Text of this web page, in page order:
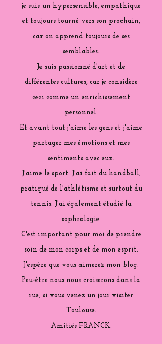
je suis un hypersensible, empathique
et toujours tourné vers son prochain,
car on apprend toujours de ses
semblables.
Je suis passionné d'art et de
différentes cultures, car je considère
ceci comme un enrichissement
personnel.
Et avant tout j'aime les gens et j'aime
partager mes émotions et mes
sentiments avec eux.
J'aime le sport. J'ai fait du handball,
pratiqué de l'athlétisme et surtout du
tennis. J'ai également étudié la
sophrologie.
C'est important pour moi de prendre
soin de mon corps et de mon esprit.
J'espère que vous aimerez mon blog.
Peu-être nous nous croiserons dans la
rue, si vous venez un jour visiter
Toulouse.
Amitiés FRANCK.